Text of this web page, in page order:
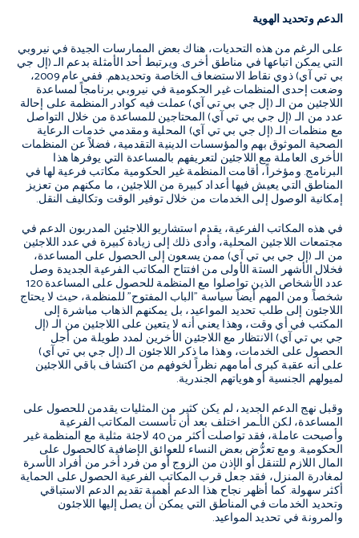
الدعم وتحديد الهوية
على الرغم من هذه التحديات، هناك بعض الممارسات الجيدة في نيروبي
التي يمكن اتباعها في مناطق أخرى. ويرتبط أحد الأمثلة بدعم الـ (إل جي
بي تي آي) ذوي نقاط الاستضعاف الخاصة وتحديدهم. ففي عام 2009،
وضعت إحدى المنظمات غير الحكومية في نيروبي برنامجاً لمساعدة
اللاجئين من الـ (إل جي بي تي آي) عملت فيه كوادر المنظمة على إحالة
عدد من الـ (إل جي بي تي آي) المحتاجين للمساعدة من خلال التواصل
مع منظمات الـ (إل جي بي تي آي) المحلية ومقدمي خدمات الرعاية
الصحية الموثوق بهم والمؤسسات الدينية التقدمية، فضلاً عن المنظمات
الأخرى العاملة مع اللاجئين لتعريفهم بالمساعدة التي يوفرها هذا
البرنامج. ومؤخراً، أقامت المنظمة غير الحكومية مكاتب فرعية لها في
المناطق التي يعيش فيها أعداد كبيرة من اللاجئين، ما مكنهم من تعزيز
إمكانية الوصول إلى الخدمات من خلال توفير الوقت وتكاليف النقل.
في هذه المكاتب الفرعية، يقدم استشاريو اللاجئين المدربون الدعم في
مجتمعات اللاجئين المحلية، وأدى ذلك إلى زيادة كبيرة في عدد اللاجئين
من الـ (إل جي بي تي آي) ممن يسعون إلى الحصول على المساعدة،
فخلال الأشهر الستة الأولى من افتتاح المكاتب الفرعية الجديدة وصل
عدد الأشخاص الذين تواصلوا مع المنظمة للحصول على المساعدة 120
شخصاً. ومن المهم أيضاً سياسة "الباب المفتوح" للمنظمة، حيث لا يحتاج
اللاجئون إلى طلب تحديد المواعيد، بل يمكنهم الذهاب مباشرة إلى
المكتب في أي وقت، وهذا يعني أنه لا يتعين على اللاجئين من الـ (إل
جي بي تي آي) الانتظار مع اللاجئين الأخرين لمدد طويلة من أجل
الحصول على الخدمات، وهذا ما ذكر اللاجئون الـ (إل جي بي تي آي)
على أنه عقبة كبرى أمامهم نظراً لخوفهم من اكتشاف باقي اللاجئين
لميولهم الجنسية أو هوياتهم الجندرية.
وقبل نهج الدعم الجديد، لم يكن كثير من المثليات يقدمن للحصول على
المساعدة، لكن الأـمر اختلف بعد أن تأسست المكاتب الفرعية
وأصبحت عاملة، فقد تواصلت أكثر من 40 لاجئة مثلية مع المنظمة غير
الحكومية. ومع تعرُّض بعض النساء للعوائق الإضافية كالحصول على
المال اللازم للتنقل أو الإذن من الزوج أو من فرد أخر من أفراد الأسرة
لمغادرة المنزل، فقد جعل قرب المكاتب الفرعية الحصول على الحماية
أكثر سهولة. كما أظهر نجاح هذا الدعم أهمية تقديم الدعم الاستباقي
وتحديد الخدمات في المناطق التي يمكن أن يصل إليها اللاجئون
والمرونة في تحديد المواعيد.